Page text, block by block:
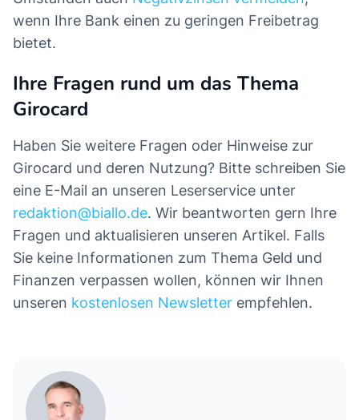
wenn Ihre Bank einen zu geringen Freibetrag
bietet.
Ihre Fragen rund um das Thema
Girocard
Haben Sie weitere Fragen oder Hinweise zur
Girocard und deren Nutzung? Bitte schreiben Sie
eine E-Mail an unseren Leserservice unter
redaktion@biallo.de. Wir beantworten gern Ihre
Fragen und aktualisieren unseren Artikel. Falls
Sie keine Informationen zum Thema Geld und
Finanzen verpassen wollen, können wir Ihnen
unseren kostenlosen Newsletter empfehlen.